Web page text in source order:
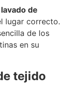
lavado de
lugar correcto.
de los
en su
tejido